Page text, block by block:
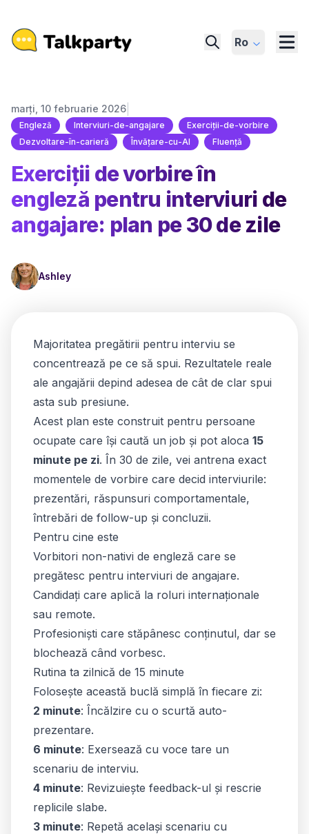
Ro
marți, 10 februarie 2026
Engleză Interviuri-de-angajare
Exerciții-de-vorbire
Dezvoltare-în-carieră
Învățare-cu-AI Fluență
Exerciții de vorbire în
engleză pentru interviuri de
angajare: plan pe 30 de zile
Ashley
Majoritatea pregătirii pentru interviu se
concentrează pe ce să spui. Rezultatele reale
ale angajării depind adesea de cât de clar spui
asta sub presiune.
Acest plan este construit pentru persoane
ocupate care își caută un job și pot aloca 15
minute pe zi. În 30 de zile, vei antrena exact
momentele de vorbire care decid interviurile:
prezentări, răspunsuri comportamentale,
întrebări de follow-up și concluzii.
Pentru cine este
Vorbitori non-nativi de engleză care se
pregătesc pentru interviuri de angajare.
Candidați care aplică la roluri internaționale
sau remote.
Profesioniști care stăpânesc conținutul, dar se
blochează când vorbesc.
Rutina ta zilnică de 15 minute
Folosește această buclă simplă în fiecare zi:
2 minute: Încălzire cu o scurtă auto-
prezentare.
6 minute: Exersează cu voce tare un
scenariu de interviu.
4 minute: Revizuiește feedback-ul și rescrie
replicile slabe.
3 minute: Repetă același scenariu cu